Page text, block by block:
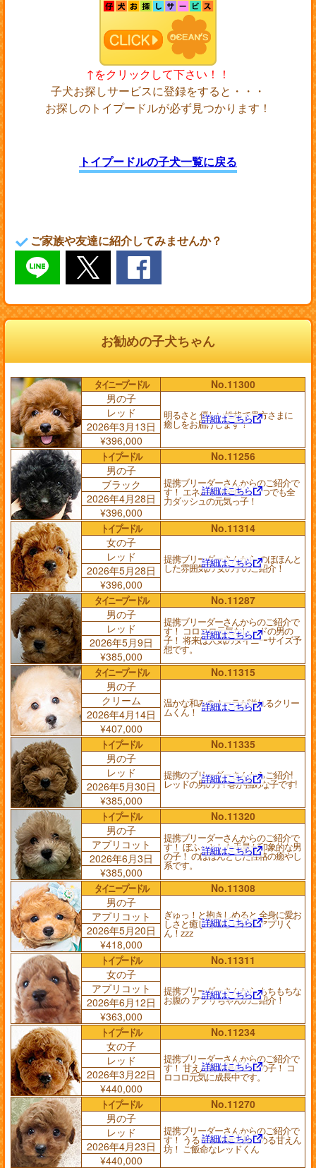
↑をクリックして下さい！！
子犬お探しサービスに登録をすると・・・
お探しのトイプードルが必ず見つかります！
トイプードルの子犬一覧に戻る
ご家族や友達に紹介してみませんか？
お勧めの子犬ちゃん
タイニープードル
No.11300
男の子
明るさと 優しい性格で貴方さまに
癒しをお届けします！
詳細はこちら
レッド
2026年3月13日
¥396,000
トイプードル
No.11256
男の子
提携ブリーダーさんからのご紹介で
す！ エネルギー全快！ いつでも全
力ダッシュの元気っ子！
詳細はこちら
ブラック
2026年4月28日
¥396,000
トイプードル
No.11314
女の子
提携ブリーダーさんから のほほんと
した雰囲気の 女の子のご紹介！
詳細はこちら
レッド
2026年5月28日
¥396,000
タイニープードル
No.11287
男の子
提携ブリーダーさんからのご紹介で
す！ コロコロ元気なレッドの男の
子！ 将来は人気のタイニーサイズ予
想です。
詳細はこちら
レッド
2026年5月9日
¥385,000
タイニープードル
No.11315
男の子
温かな和みのオーラが溢れるクリー
ムくん！ 詳細はこちら
クリーム
2026年4月14日
¥407,000
トイプードル
No.11335
男の子
提携のブリーダーさんからご紹介!
レッドの男の子! 巻が強めな子です!
詳細はこちら
レッド
2026年5月30日
¥385,000
トイプードル
No.11320
男の子
提携ブリーダーさんからのご紹介で
す！ ぼふっとした毛量が印象的な男
の子！ のほほんとした性格の癒やし
系です。
詳細はこちら
アプリコット
2026年6月3日
¥385,000
タイニープードル
No.11308
男の子
ぎゅっ！と抱きしめると 全身に愛お
しさと癒しを感じられる アプリく
ん！zzz
詳細はこちら
アプリコット
2026年5月20日
¥418,000
トイプードル
No.11311
女の子
提携ブリーダーさんから もちもちな
お腹の アプリちゃんのご紹介！
詳細はこちら
アプリコット
2026年6月12日
¥363,000
トイプードル
No.11234
女の子
提携ブリーダーさんからのご紹介で
す！ 甘えん坊で優しい女の子！ コ
ロコロ元気に成長中です。
詳細はこちら
レッド
2026年3月22日
¥440,000
トイプードル
No.11270
男の子
提携ブリーダーさんからのご紹介で
す！ うるうるの瞳で見つめる甘えん
坊！ ご飯命なレッドくん
詳細はこちら
レッド
2026年4月23日
¥440,000